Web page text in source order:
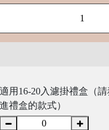
適用16-20入濾掛禮盒（
進禮盒的款式）